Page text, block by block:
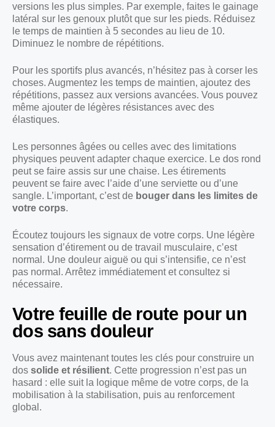
versions les plus simples. Par exemple, faites le gainage
latéral sur les genoux plutôt que sur les pieds. Réduisez
le temps de maintien à 5 secondes au lieu de 10.
Diminuez le nombre de répétitions.
Pour les sportifs plus avancés, n’hésitez pas à corser les
choses. Augmentez les temps de maintien, ajoutez des
répétitions, passez aux versions avancées. Vous pouvez
même ajouter de légères résistances avec des
élastiques.
Les personnes âgées ou celles avec des limitations
physiques peuvent adapter chaque exercice. Le dos rond
peut se faire assis sur une chaise. Les étirements
peuvent se faire avec l’aide d’une serviette ou d’une
sangle. L’important, c’est de bouger dans les limites de
votre corps.
Écoutez toujours les signaux de votre corps. Une légère
sensation d’étirement ou de travail musculaire, c’est
normal. Une douleur aiguë ou qui s’intensifie, ce n’est
pas normal. Arrêtez immédiatement et consultez si
nécessaire.
Votre feuille de route pour un
dos sans douleur
Vous avez maintenant toutes les clés pour construire un
dos solide et résilient. Cette progression n’est pas un
hasard : elle suit la logique même de votre corps, de la
mobilisation à la stabilisation, puis au renforcement
global.